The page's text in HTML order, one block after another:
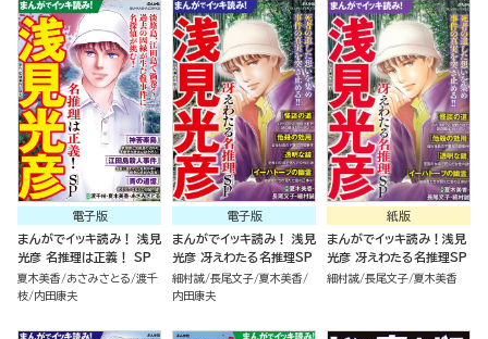
電子版
まんがでイッキ読み！ 浅見
光彦 名推理は正義！ SP
夏木美香 あさみさとる 渡千
枝 内田康夫
電子版
まんがでイッキ読み！ 浅見
光彦 冴えわたる名推理SP
細村誠 長尾文子 夏木美香
内田康夫
紙版
まんがでイッキ読み！浅見
光彦 冴えわたる名推理SP
細村誠 長尾文子 夏木美香